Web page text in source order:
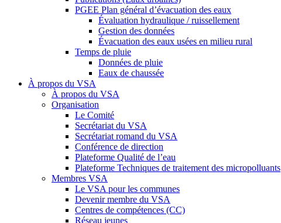
PGEE Plan général d’évacuation des eaux
Évaluation hydraulique / ruissellement
Gestion des données
Évacuation des eaux usées en milieu rural
Temps de pluie
Données de pluie
Eaux de chaussée
À propos du VSA
À propos du VSA
Organisation
Le Comité
Secrétariat du VSA
Secrétariat romand du VSA
Conférence de direction
Plateforme Qualité de l’eau
Plateforme Techniques de traitement des micropolluants
Membres VSA
Le VSA pour les communes
Devenir membre du VSA
Centres de compétences (CC)
Réseau jeunes